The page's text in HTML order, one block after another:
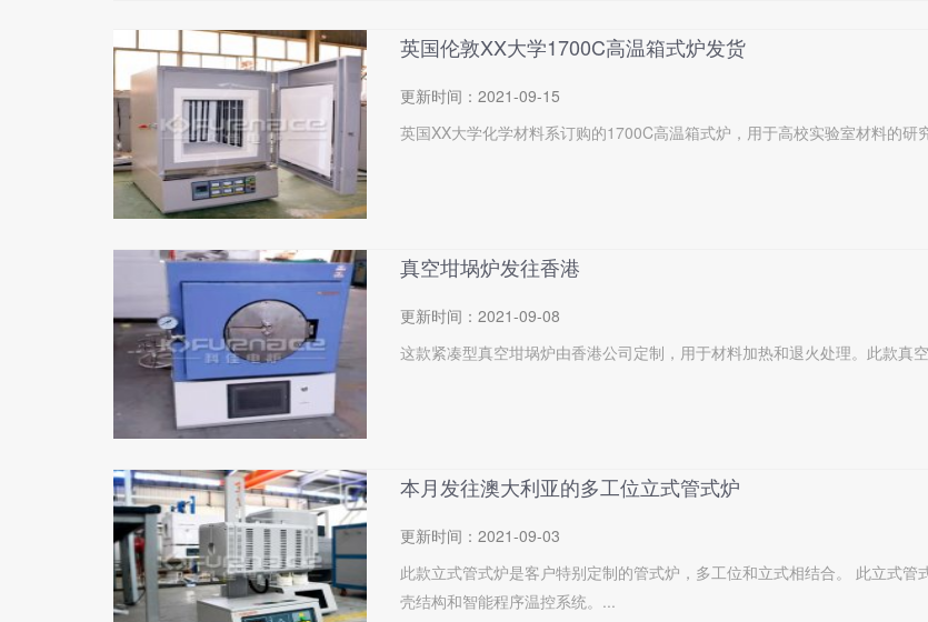
英国伦敦XX大学1700C高温箱式炉发货
更新时间： 2021-09-15
英国XX大学化学材料系订购的1700C高温箱式炉，用于高校实验室材料的
真空坩埚炉发往香港
更新时间： 2021-09-08
这款紧凑型真空坩埚炉由香港公司定制，用于材料加热和退火处理。此款真
本月发往澳大利亚的多工位立式管式炉
更新时间： 2021-09-03
此款立式管式炉是客户特别定制的管式炉，多工位和立式相结合。 此立式
壳结构和智能程序温控系统。...